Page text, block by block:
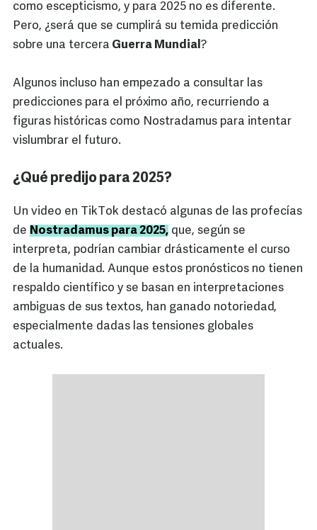
como escepticismo, y para 2025 no es diferente.
Pero, ¿será que se cumplirá su temida predicción
sobre una tercera Guerra Mundial?
Algunos incluso han empezado a consultar las
predicciones para el próximo año, recurriendo a
figuras históricas como Nostradamus para intentar
vislumbrar el futuro.
¿Qué predijo para 2025?
Un video en TikTok destacó algunas de las profecías
de Nostradamus para 2025, que, según se
interpreta, podrían cambiar drásticamente el curso
de la humanidad. Aunque estos pronósticos no tienen
respaldo científico y se basan en interpretaciones
ambiguas de sus textos, han ganado notoriedad,
especialmente dadas las tensiones globales
actuales.